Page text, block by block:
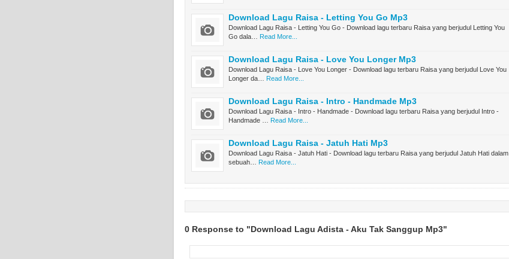
Download Lagu Raisa - Letting You Go Mp3
Download Lagu Raisa - Letting You Go - Download lagu terbaru Raisa yang berjudul Letting You
Go dala…
Read More...
Download Lagu Raisa - Love You Longer Mp3
Download Lagu Raisa - Love You Longer - Download lagu terbaru Raisa yang berjudul Love You
Longer da…
Read More...
Download Lagu Raisa - Intro - Handmade Mp3
Download Lagu Raisa - Intro - Handmade - Download lagu terbaru Raisa yang berjudul Intro -
Handmade …
Read More...
Download Lagu Raisa - Jatuh Hati Mp3
Download Lagu Raisa - Jatuh Hati - Download lagu terbaru Raisa yang berjudul Jatuh Hati dalam
sebuah… Read More...
0 Response to "Download Lagu Adista - Aku Tak Sanggup Mp3"